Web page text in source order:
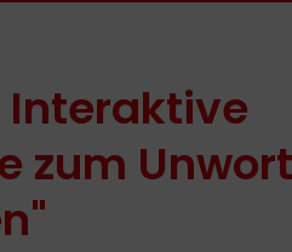
Interaktive
zum Unwort